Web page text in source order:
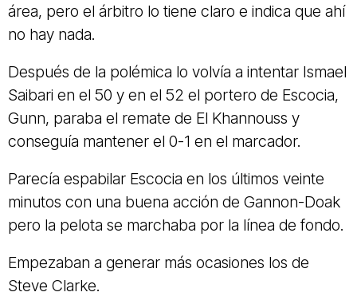
área, pero el árbitro lo tiene claro e indica que ahí
no hay nada.
Después de la polémica lo volvía a intentar Ismael
Saibari en el 50 y en el 52 el portero de Escocia,
Gunn, paraba el remate de El Khannouss y
conseguía mantener el 0-1 en el marcador.
Parecía espabilar Escocia en los últimos veinte
minutos con una buena acción de Gannon-Doak
pero la pelota se marchaba por la línea de fondo.
Empezaban a generar más ocasiones los de
Steve Clarke.